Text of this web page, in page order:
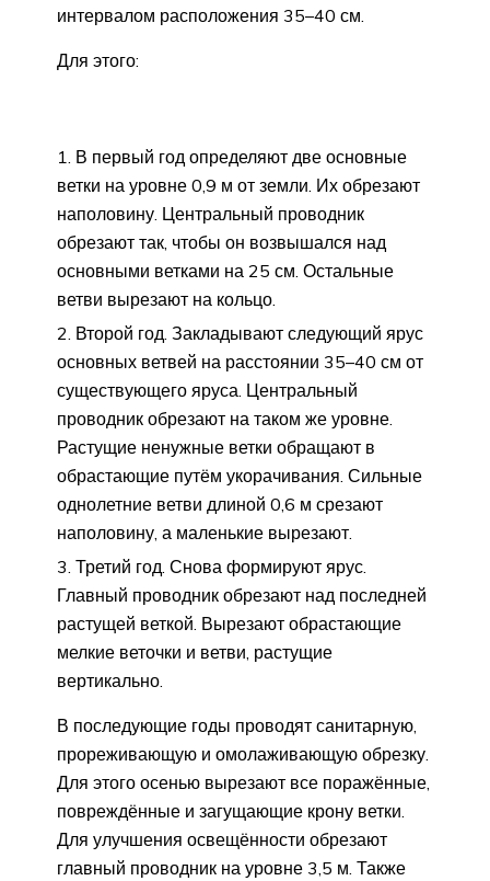
интервалом расположения 35–40 см.
Для этого:
В первый год определяют две основные
ветки на уровне 0,9 м от земли. Их обрезают
наполовину. Центральный проводник
обрезают так, чтобы он возвышался над
основными ветками на 25 см. Остальные
ветви вырезают на кольцо.
Второй год. Закладывают следующий ярус
основных ветвей на расстоянии 35–40 см от
существующего яруса. Центральный
проводник обрезают на таком же уровне.
Растущие ненужные ветки обращают в
обрастающие путём укорачивания. Сильные
однолетние ветви длиной 0,6 м срезают
наполовину, а маленькие вырезают.
Третий год. Снова формируют ярус.
Главный проводник обрезают над последней
растущей веткой. Вырезают обрастающие
мелкие веточки и ветви, растущие
вертикально.
В последующие годы проводят санитарную,
прореживающую и омолаживающую обрезку.
Для этого осенью вырезают все поражённые,
повреждённые и загущающие крону ветки.
Для улучшения освещённости обрезают
главный проводник на уровне 3,5 м. Также